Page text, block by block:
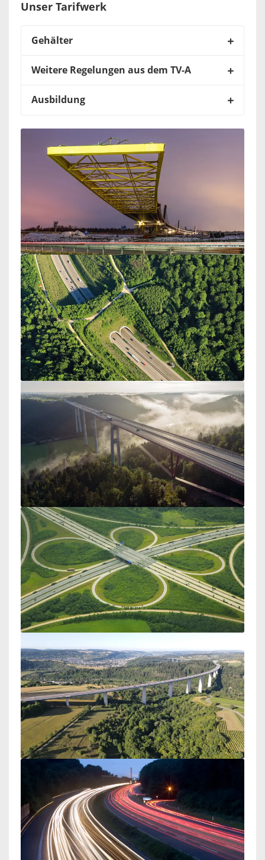
Unser Tarifwerk
Gehälter
Weitere Regelungen aus dem TV-A
Ausbildung